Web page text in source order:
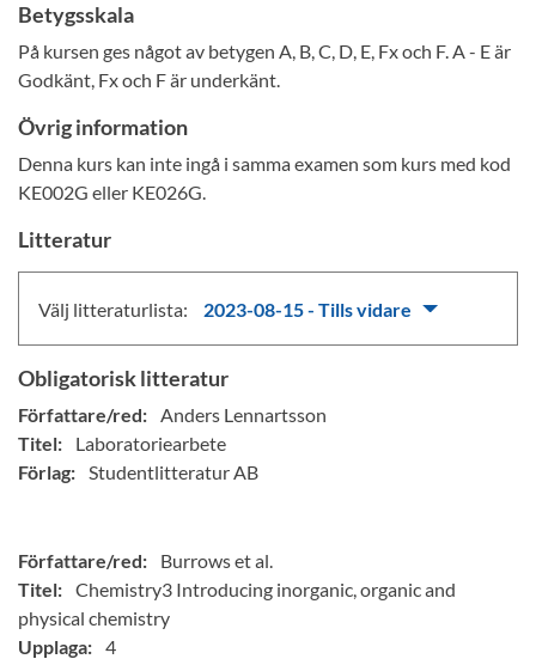
Betygsskala
På kursen ges något av betygen A, B, C, D, E, Fx och F. A - E är
Godkänt, Fx och F är underkänt.
Övrig information
Denna kurs kan inte ingå i samma examen som kurs med kod
KE002G eller KE026G.
Litteratur
Välj litteraturlista: 2023-08-15 - Tills vidare
Obligatorisk litteratur
Författare/red: Anders Lennartsson
Titel:
Laboratoriearbete
Förlag: Studentlitteratur AB
Författare/red:
Burrows et al.
Titel: Chemistry3 Introducing inorganic, organic and
physical chemistry
Upplaga: 4